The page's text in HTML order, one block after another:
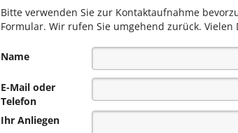
Bitte verwenden Sie zur Kontaktaufnahme
Formular. Wir rufen Sie umgehend zurück. Vielen
Name
E-Mail oder
Telefon
Ihr Anliegen